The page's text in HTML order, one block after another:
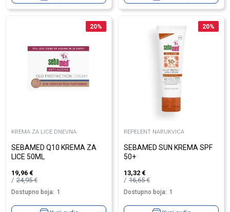
20%
KREMA ZA LICE DNEVNA
SEBAMED Q10 KREMA ZA
LICE 50ML
19,96 €
24,95€
Dostupno boja: 1
20%
REPELENT NARUKVICA
SEBAMED SUN KREMA SPF
50+
13,32 €
16,65€
Dostupno boja: 1